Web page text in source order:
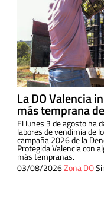
La DO Valencia
más temprana
El lunes 3 de agosto ha
labores de vendimia de
campaña 2026 de la
Protegida Valencia con
más tempranas.
03/08/2026Zona DO